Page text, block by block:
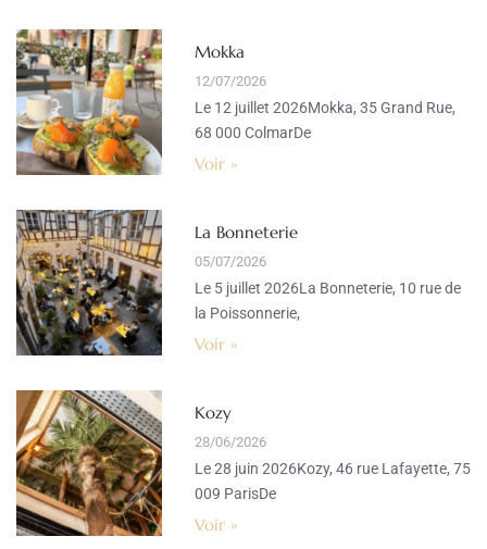
Mokka
12/07/2026
Le 12 juillet 2026Mokka, 35 Grand Rue,
68 000 ColmarDe
Voir »
La Bonneterie
05/07/2026
Le 5 juillet 2026La Bonneterie, 10 rue de
la Poissonnerie,
Voir »
Kozy
28/06/2026
Le 28 juin 2026Kozy, 46 rue Lafayette, 75
009 ParisDe
Voir »